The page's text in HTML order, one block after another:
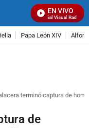
EN VIVO
Señal Visual Radio
Papa León XIV
terminó captura de
de